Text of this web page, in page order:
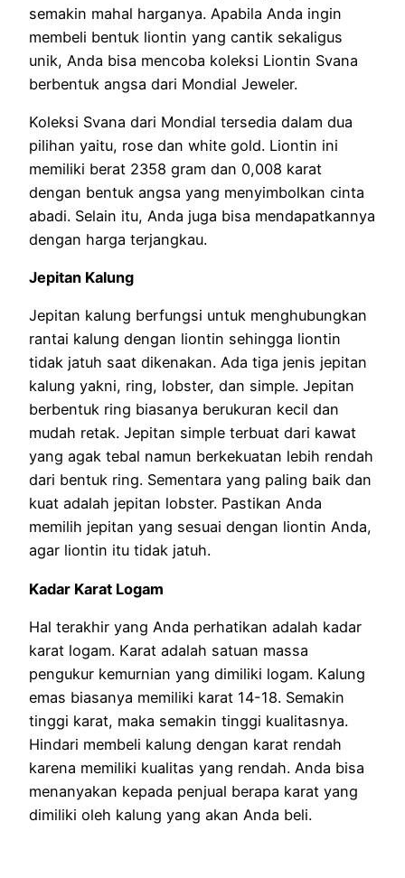
semakin mahal harganya. Apabila Anda ingin
membeli bentuk liontin yang cantik sekaligus
unik, Anda bisa mencoba koleksi Liontin Svana
berbentuk angsa dari Mondial Jeweler.
Koleksi Svana dari Mondial tersedia dalam dua
pilihan yaitu, rose dan white gold. Liontin ini
memiliki berat 2358 gram dan 0,008 karat
dengan bentuk angsa yang menyimbolkan cinta
abadi. Selain itu, Anda juga bisa mendapatkannya
dengan harga terjangkau.
Jepitan Kalung
Jepitan kalung berfungsi untuk menghubungkan
rantai kalung dengan liontin sehingga liontin
tidak jatuh saat dikenakan. Ada tiga jenis jepitan
kalung yakni, ring, lobster, dan simple. Jepitan
berbentuk ring biasanya berukuran kecil dan
mudah retak. Jepitan simple terbuat dari kawat
yang agak tebal namun berkekuatan lebih rendah
dari bentuk ring. Sementara yang paling baik dan
kuat adalah jepitan lobster. Pastikan Anda
memilih jepitan yang sesuai dengan liontin Anda,
agar liontin itu tidak jatuh.
Kadar Karat Logam
Hal terakhir yang Anda perhatikan adalah kadar
karat logam. Karat adalah satuan massa
pengukur kemurnian yang dimiliki logam. Kalung
emas biasanya memiliki karat 14-18. Semakin
tinggi karat, maka semakin tinggi kualitasnya.
Hindari membeli kalung dengan karat rendah
karena memiliki kualitas yang rendah. Anda bisa
menanyakan kepada penjual berapa karat yang
dimiliki oleh kalung yang akan Anda beli.